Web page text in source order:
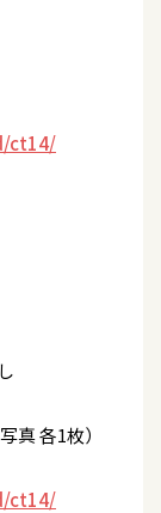
ct14/
真 各1枚）
ct14/